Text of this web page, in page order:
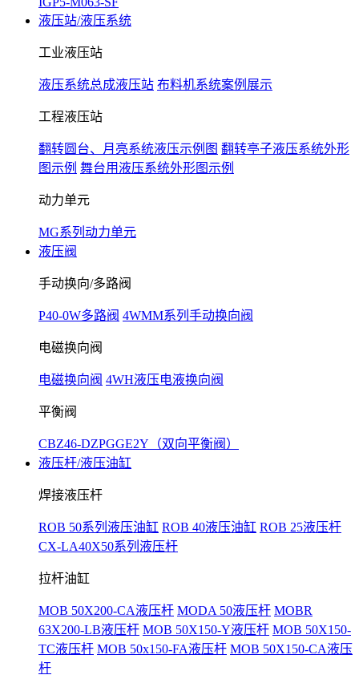
液压站/液压系统
工业液压站
液压系统总成液压站 布料机系统案例展示
工程液压站
翻转圆台、月亮系统液压示例图 翻转亭子液压系统外形
图示例 舞台用液压系统外形图示例
动力单元
MG系列动力单元
液压阀
手动换向/多路阀
P40-0W多路阀 4WMM系列手动换向阀
电磁换向阀
电磁换向阀 4WH液压电液换向阀
平衡阀
CBZ46-DZPGGE2Y（双向平衡阀）
液压杆/液压油缸
焊接液压杆
ROB 50系列液压油缸 ROB 40液压油缸 ROB 25液压杆
CX-LA40X50系列液压杆
拉杆油缸
MOB 50X200-CA液压杆 MODA 50液压杆 MOBR
63X200-LB液压杆 MOB 50X150-Y液压杆 MOB 50X150-
TC液压杆 MOB 50x150-FA液压杆 MOB 50X150-CA液压
杆